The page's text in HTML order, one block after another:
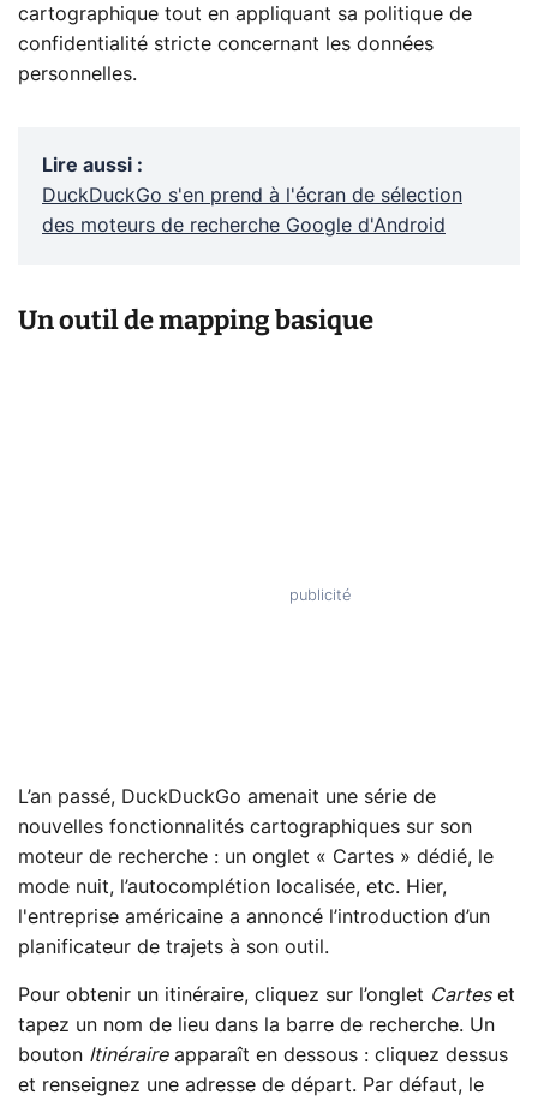
cartographique tout en appliquant sa politique de
confidentialité stricte concernant les données
personnelles.
Lire aussi :
DuckDuckGo s'en prend à l'écran de sélection
des moteurs de recherche Google d'Android
Un outil de mapping basique
L’an passé, DuckDuckGo amenait une série de
nouvelles fonctionnalités cartographiques sur son
moteur de recherche : un onglet « Cartes » dédié, le
mode nuit, l’autocomplétion localisée, etc. Hier,
l'entreprise américaine a annoncé l’introduction d’un
planificateur de trajets à son outil.
Pour obtenir un itinéraire, cliquez sur l’onglet Carteset
tapez un nom de lieu dans la barre de recherche. Un
bouton Itinéraireapparaît en dessous : cliquez dessus
et renseignez une adresse de départ. Par défaut, le